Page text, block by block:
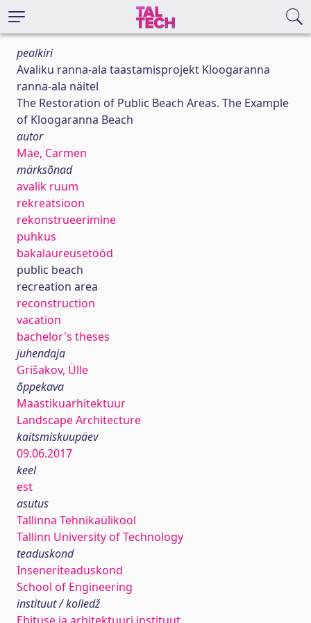
pealkiri
Avaliku ranna-ala taastamisprojekt Kloogaranna
ranna-ala näitel
The Restoration of Public Beach Areas. The Example
of Kloogaranna Beach
autor
Mäe, Carmen
märksõnad
avalik ruum
rekreatsioon
rekonstrueerimine
puhkus
bakalaureusetööd
public beach
recreation area
reconstruction
vacation
bachelor's theses
juhendaja
Grišakov, Ülle
õppekava
Maastikuarhitektuur
Landscape Architecture
kaitsmiskuupäev
09.06.2017
keel
est
asutus
Tallinna Tehnikaülikool
Tallinn University of Technology
teaduskond
Inseneriteaduskond
School of Engineering
instituut / kolledž